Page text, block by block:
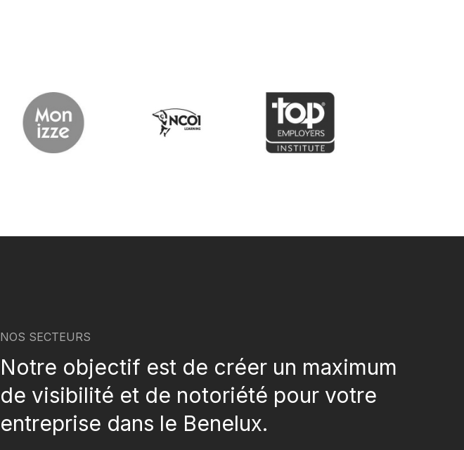
NOS SECTEURS
Notre objectif est de créer un maximum
de visibilité et de notoriété pour votre
entreprise dans le Benelux.